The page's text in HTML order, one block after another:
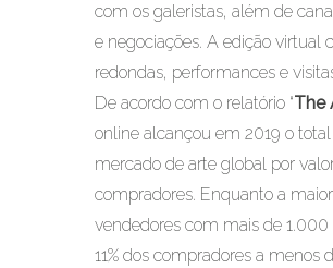
com os galeristas, além de
e negociações. A edição virtual
redondas, performances e
De acordo com o relatório “The
online alcançou em 2019 o
mercado de arte global por
compradores. Enquanto a
vendedores com mais de
11% dos compradores a